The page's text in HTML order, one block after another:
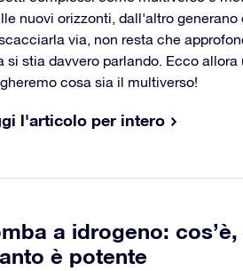
nuovi orizzonti, dall'altro generano
via, non resta che
si stia davvero parlando. Ecco
cosa sia il multiverso!
l'articolo per intero
a idrogeno:
è potente